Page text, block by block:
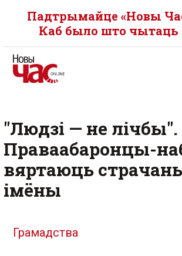
Падтрымайце «Новы
Каб было што чытаць
"Людзі — не лічбы".
Праваабаронцы-
вяртаюць
імёны
Грамадства